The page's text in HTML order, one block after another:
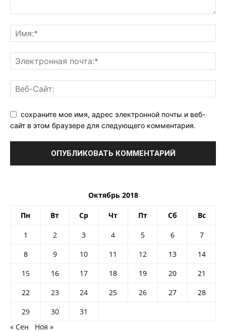
сохраните мое имя, адрес электронной почты и веб-
сайт в этом браузере для следующего комментария.
Октябрь 2018
Пн Вт Ср Чт Пт Сб Вс
1 2 3 4 5 6
7
8
9 10 11 12 13
14
15
16 17 18 19 20
21
22
23 24 25 26 27
28
29
30
31
« Сен
Ноя »